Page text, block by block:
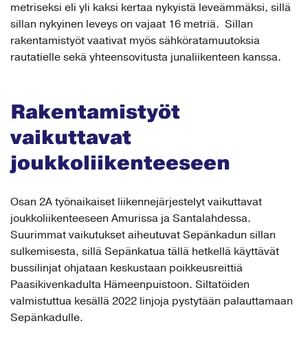
metriseksi eli yli kaksi kertaa nykyistä leveämmäksi, sillä
sillan nykyinen leveys on vajaat 16 metriä. Sillan
rakentamistyöt vaativat myös sähköratamuutoksia
rautatielle sekä yhteensovitusta junaliikenteen kanssa.
Rakentamistyöt
vaikuttavat
joukkoliikenteeseen
Osan 2A työnaikaiset liikennejärjestelyt vaikuttavat
joukkoliikenteeseen Amurissa ja Santalahdessa.
Suurimmat vaikutukset aiheutuvat Sepänkadun sillan
sulkemisesta, sillä Sepänkatua tällä hetkellä käyttävät
bussilinjat ohjataan keskustaan poikkeusreittiä
Paasikivenkadulta Hämeenpuistoon. Siltatöiden
valmistuttua kesällä 2022 linjoja pystytään palauttamaan
Sepänkadulle.